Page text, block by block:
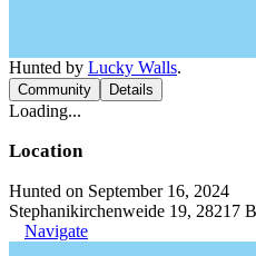
Hunted by Lucky Walls.
Community Details
Loading...
Location
Hunted on September 16, 2024
Stephanikirchenweide 19, 28217
Navigate